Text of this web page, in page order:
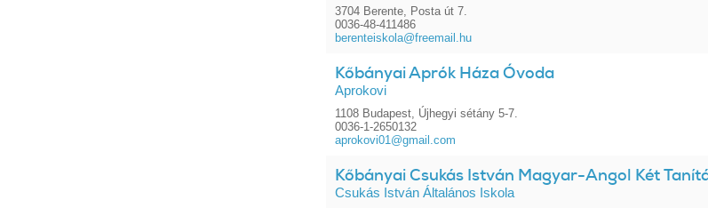
3704 Berente, Posta út 7.
0036-48-411486
berenteiskola@freemail.hu
Kőbányai Aprók Háza Óvoda
Aprokovi
1108 Budapest, Újhegyi sétány 5-7.
0036-1-2650132
aprokovi01@gmail.com
Kőbányai Csukás István Magyar-Angol Két
Csukás István Általános Iskola